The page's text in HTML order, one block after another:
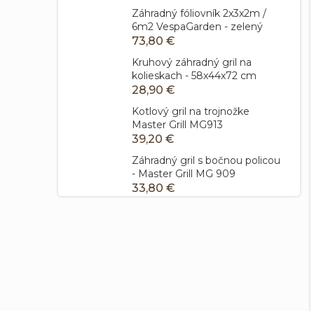
Záhradný fóliovník 2x3x2m /
6m2 VespaGarden - zelený
73,80 €
Kruhový záhradný gril na
kolieskach - 58x44x72 cm
28,90 €
Kotlový gril na trojnožke
Master Grill MG913
39,20 €
Záhradný gril s bočnou policou
- Master Grill MG 909
33,80 €